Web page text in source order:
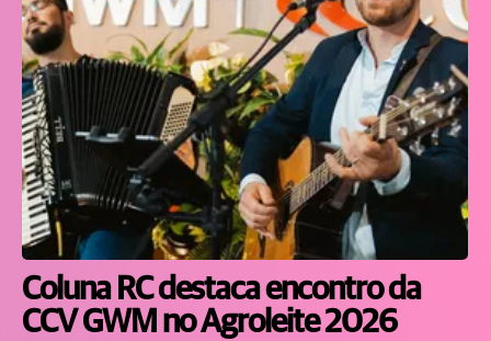
Coluna RC destaca encontro da
CCV GWM no Agroleite 2026